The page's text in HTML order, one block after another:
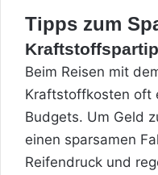
Tipps zum
Beim Reisen mit
Kraftstoffkosten oft
Budgets. Um Geld
einen sparsamen
Reifendruck und